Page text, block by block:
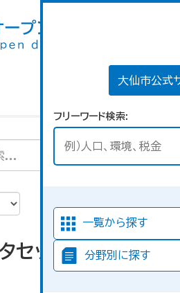
大仙市公式
フリーワード検索
一覧から探す
分野別に探す
セットが見つか